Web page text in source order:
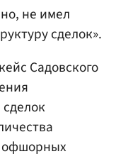
не имел
сделок».
Садовского
офшорных